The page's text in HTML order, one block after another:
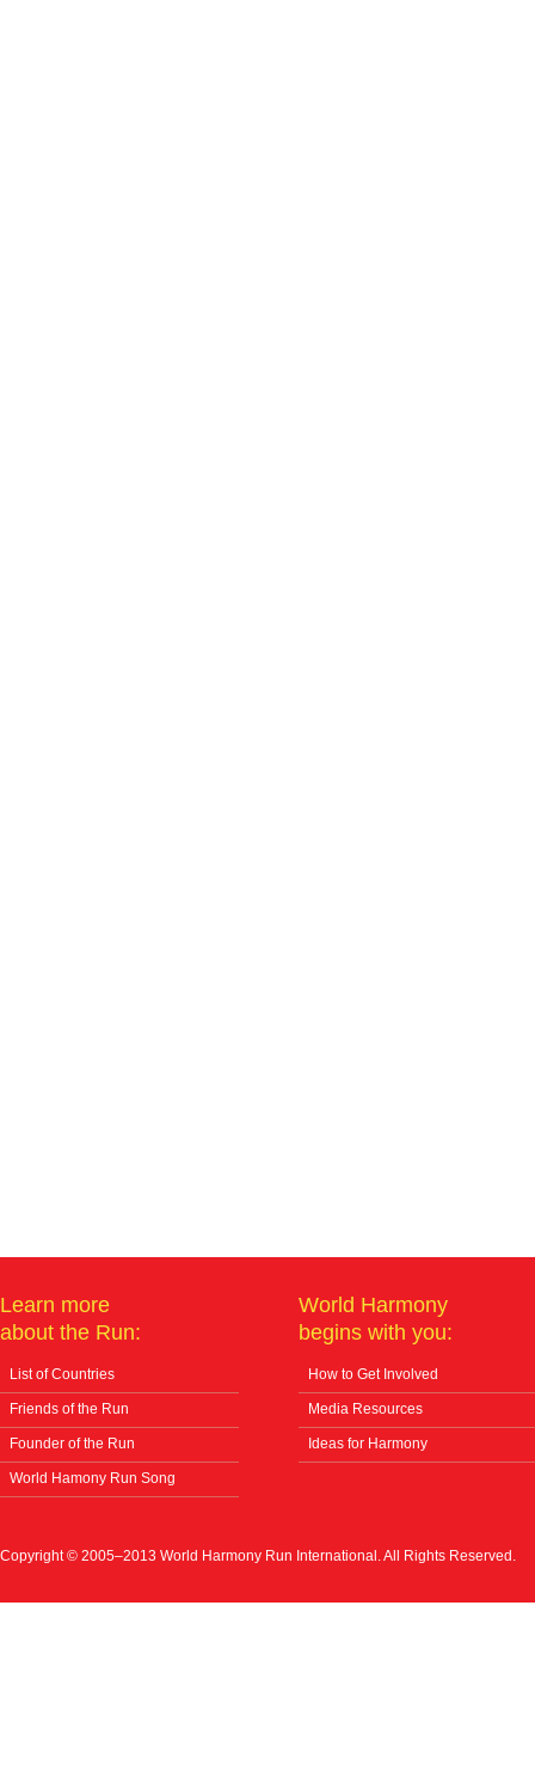
Learn more
about the Run:
List of Countries
Friends of the Run
Founder of the Run
World Hamony Run Song
World Harmony
begins with you:
How to Get Involved
Media Resources
Ideas for Harmony
Copyright © 2005–2013 World Harmony Run International. All Rights Reserved.